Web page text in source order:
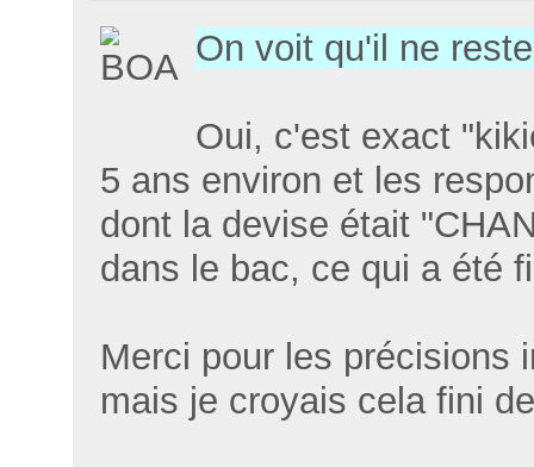
On voit qu'il ne
Oui, c'est exact
5 ans environ et les
dont la devise était
dans le bac, ce qui a été
Merci pour les précisions
mais je croyais cela fini